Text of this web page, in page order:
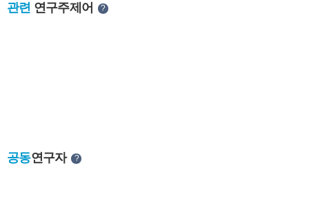
관련 연구주제어 ?
공동연구자 ?